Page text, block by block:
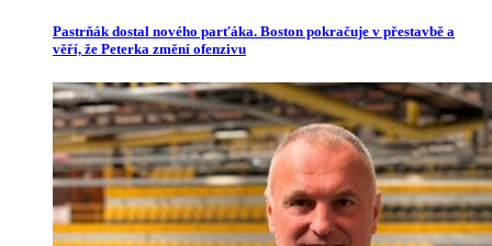
Pastrňák dostal nového parťáka. Boston pokračuje v přestavbě a
věří, že Peterka změní ofenzivu